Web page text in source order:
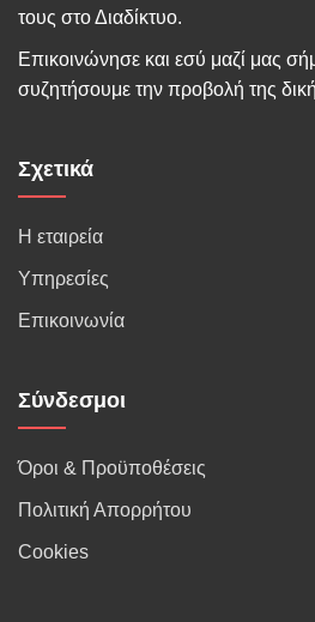
τους στο Διαδίκτυο.
Επικοινώνησε και εσύ μαζί μας
συζητήσουμε την προβολή της
Σχετικά
Η εταιρεία
Υπηρεσίες
Επικοινωνία
Σύνδεσμοι
Όροι & Προϋποθέσεις
Πολιτική Απορρήτου
Cookies